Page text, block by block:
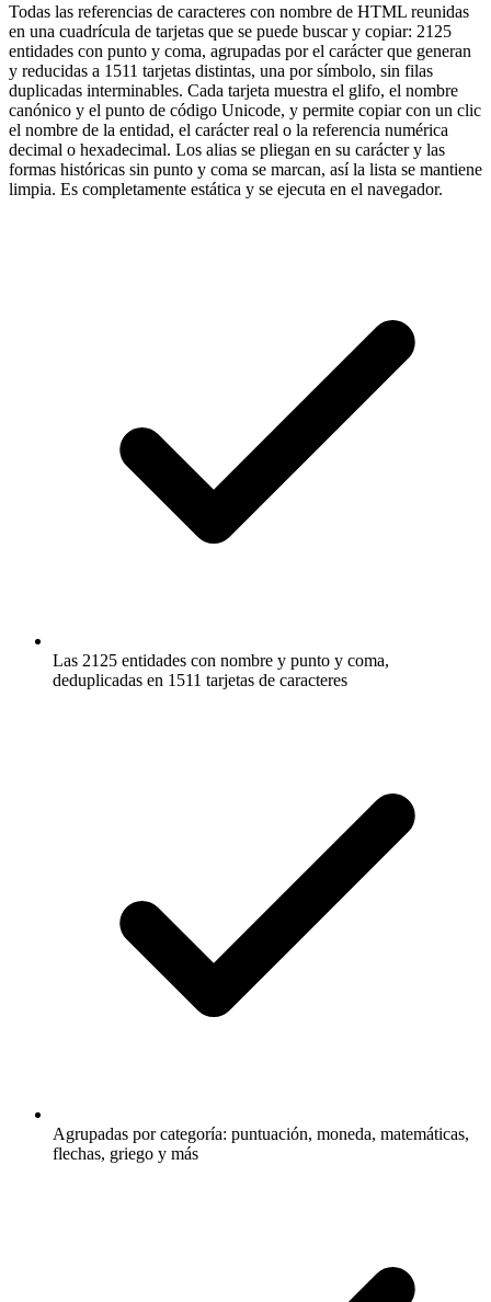
Todas las referencias de caracteres con nombre de HTML reunidas
en una cuadrícula de tarjetas que se puede buscar y copiar: 2125
entidades con punto y coma, agrupadas por el carácter que generan
y reducidas a 1511 tarjetas distintas, una por símbolo, sin filas
duplicadas interminables. Cada tarjeta muestra el glifo, el nombre
canónico y el punto de código Unicode, y permite copiar con un clic
el nombre de la entidad, el carácter real o la referencia numérica
decimal o hexadecimal. Los alias se pliegan en su carácter y las
formas históricas sin punto y coma se marcan, así la lista se mantiene
limpia. Es completamente estática y se ejecuta en el navegador.
Las 2125 entidades con nombre y punto y coma,
deduplicadas en 1511 tarjetas de caracteres
Agrupadas por categoría: puntuación, moneda, matemáticas,
flechas, griego y más